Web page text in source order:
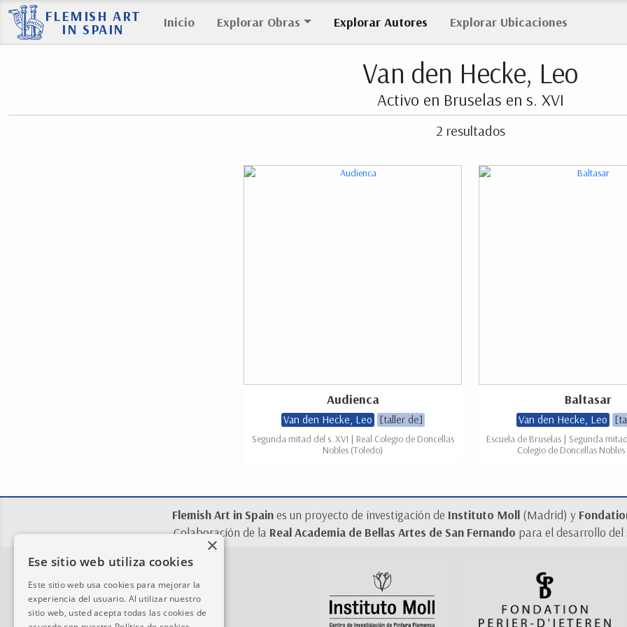
FLEMISH ART
IN SPAIN Inicio Explorar Obras Explorar Autores Explorar Ubicaciones
Van den Hecke, Leo
Activo en Bruselas en s. XVI
2 resultados
Audienca
Van den Hecke, Leo [taller de]
Segunda mitad del s. XVI | Real Colegio de Doncellas
Nobles (Toledo)
Baltasar
Van den Hecke, Leo
Escuela de Bruselas | Segunda
Colegio de Doncellas
Flemish Art in Spaines un proyecto de investigación de Instituto Moll (Madrid) y
Colaboración de la Real Academia de Bellas Artes de San Fernando para el desarrollo
×
Ese sitio web utiliza cookies
Este sitio web usa cookies para mejorar la
experiencia del usuario. Al utilizar nuestro
sitio web, usted acepta todas las cookies de